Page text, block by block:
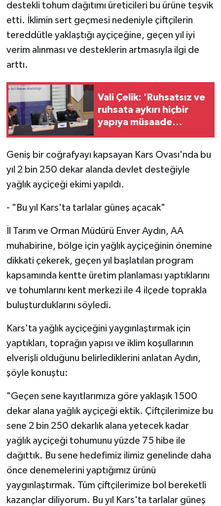
destekli tohum dağıtımı üreticileri bu ürüne teşvik
etti. İklimin sert geçmesi nedeniyle çiftçilerin
tereddütle yaklaştığı ayçiçeğine, geçen yıl iyi
verim alınması ve desteklerin artmasıyla ilgi de
arttı.
Vali Çelik: 'Ruhsatsız ve
ruhsata aykırı hiçbir
yapıya müsaade
Geniş bir coğrafyayı kapsayan Kars Ovası'nda bu
yıl 2 bin 250 dekar alanda devlet desteğiyle
yağlık ayçiçeği ekimi yapıldı.
- "Bu yıl Kars'ta tarlalar güneş açacak"
İl Tarım ve Orman Müdürü Enver Aydın, AA
muhabirine, bölge için yağlık ayçiçeğinin önemine
dikkati çekerek, geçen yıl başlatılan program
kapsamında kentte üretim planlaması yaptıklarını
ve tohumlarını kent merkezi ile 4 ilçede toprakla
buluşturduklarını söyledi.
Kars'ta yağlık ayçiçeğini yaygınlaştırmak için
yaptıkları, toprağın yapısı ve iklim koşullarının
elverişli olduğunu belirlediklerini anlatan Aydın,
şöyle konuştu:
"Geçen sene kayıtlarımıza göre yaklaşık 1500
dekar alana yağlık ayçiçeği ektik. Çiftçilerimize bu
sene 2 bin 250 dekarlık alana yetecek kadar
yağlık ayçiçeği tohumunu yüzde 75 hibe ile
dağıttık. Bu sene hedefimiz ilimiz genelinde daha
önce denemelerini yaptığımız ürünü
yaygınlaştırmak. Tüm çiftçilerimize bol bereketli
kazançlar diliyorum. Bu yıl Kars'ta tarlalar güneş